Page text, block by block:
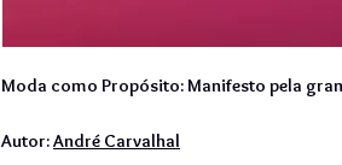
Moda como Propósito: Manifesto pela
Autor:André Carvalhal